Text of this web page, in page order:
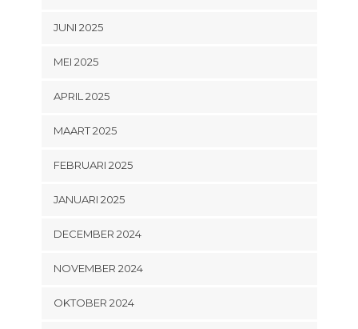
JUNI 2025
MEI 2025
APRIL 2025
MAART 2025
FEBRUARI 2025
JANUARI 2025
DECEMBER 2024
NOVEMBER 2024
OKTOBER 2024